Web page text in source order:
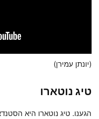
(יונתן עמירן)
טיג נוטארו
הגענו. טיג נוטארו היא